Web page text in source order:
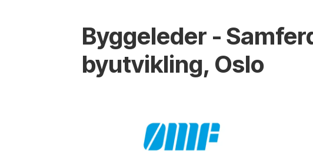
Byggeleder -
byutvikling, Oslo